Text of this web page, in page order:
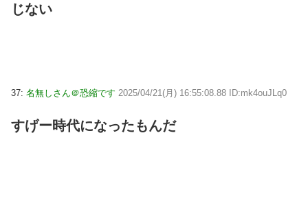
じない
37: 名無しさん＠恐縮です 2025/04/21(月) 16:55:08.88 ID:mk4ouJLq0
すげー時代になったもんだ